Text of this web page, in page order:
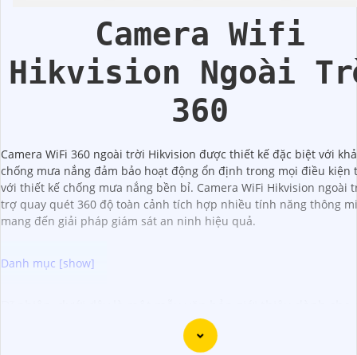
Camera Wifi
Hikvision Ngoài
360
Camera WiFi 360 ngoài trời Hikvision được thiết kế đặc biệt với
chống mưa nắng đảm bảo hoạt động ổn định trong mọi điều kiện
với thiết kế chống mưa nắng bền bỉ. Camera WiFi Hikvision ngoài
trợ quay quét 360 độ toàn cảnh tích hợp nhiều tính năng thông
mang đến giải pháp giám sát an ninh hiệu quả.
lắp đặt camera Hikvision giá rẻ và chuyên nghiệp: